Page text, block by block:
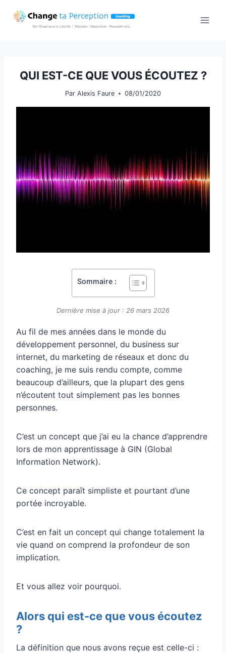
QUI EST-CE QUE VOUS ÉCOUTEZ ?
Par Alexis Faure 08/01/2020
Sommaire :
Dernière mise à jour : 26 mars 2026
Au fil de mes années dans le monde du
développement personnel, du business sur
internet, du marketing de réseaux et donc du
coaching, je me suis rendu compte, comme
beaucoup d’ailleurs, que la plupart des gens
n’écoutent tout simplement pas les bonnes
personnes.
C’est un concept que j’ai eu la chance d’apprendre
lors de mon apprentissage à GIN (Global
Information Network).
Ce concept paraît simpliste et pourtant d’une
portée incroyable.
C’est en fait un concept qui change totalement la
vie quand on comprend la profondeur de son
implication.
Et vous allez voir pourquoi.
Alors qui est-ce que vous écoutez
?
La définition que nous avons reçue est celle-ci :